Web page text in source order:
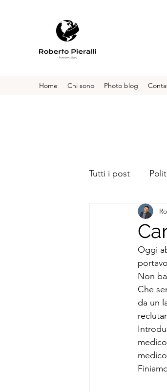
Home Chi sono Photo blog
Tutti i post
Oggi
Non
Che
da un